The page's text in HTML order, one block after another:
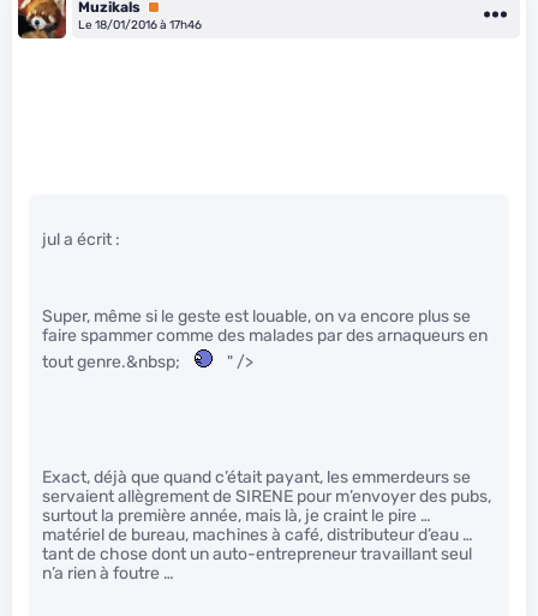
Muzikals Premium
Le 18/01/2016 à 17h46
jul a écrit :
Super, même si le geste est louable, on va encore plus se
faire spammer comme des malades par des arnaqueurs en
tout genre.&nbsp;
" />
Exact, déjà que quand c’était payant, les emmerdeurs se
servaient allègrement de SIRENE pour m’envoyer des pubs,
surtout la première année, mais là, je craint le pire …
matériel de bureau, machines à café, distributeur d’eau …
tant de chose dont un auto-entrepreneur travaillant seul
n’a rien à foutre …